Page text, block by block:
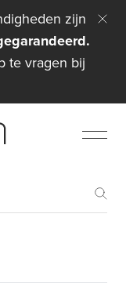
zijn
te vragen bij